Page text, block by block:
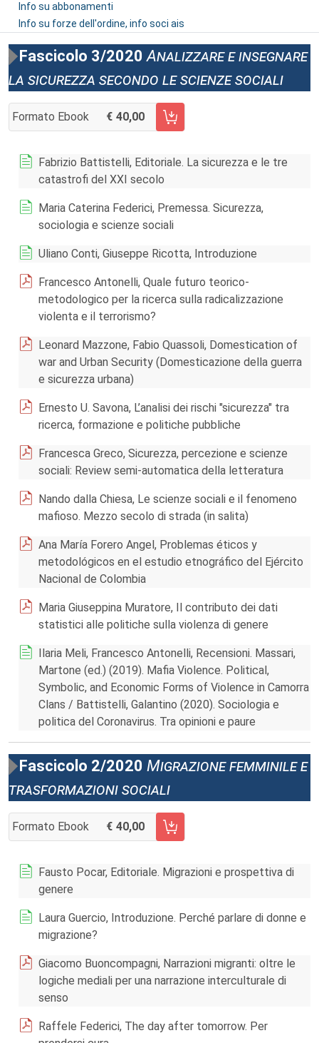
Info su abbonamenti
Info su forze dell'ordine, info soci ais
Fascicolo 3/2020 Analizzare e insegnare
la sicurezza secondo le scienze sociali
Formato Ebook 40,00
AGGIUNGI AL CARRELLO FASCICOLO 3/2020
Fabrizio Battistelli, Editoriale. La sicurezza e le tre
catastrofi del XXI secolo
Maria Caterina Federici, Premessa. Sicurezza,
sociologia e scienze sociali
Uliano Conti, Giuseppe Ricotta, Introduzione
Francesco Antonelli, Quale futuro teorico-
metodologico per la ricerca sulla radicalizzazione
violenta e il terrorismo?
Leonard Mazzone, Fabio Quassoli, Domestication of
war and Urban Security (Domesticazione della guerra
e sicurezza urbana)
Ernesto U. Savona, L’analisi dei rischi "sicurezza" tra
ricerca, formazione e politiche pubbliche
Francesca Greco, Sicurezza, percezione e scienze
sociali: Review semi-automatica della letteratura
Nando dalla Chiesa, Le scienze sociali e il fenomeno
mafioso. Mezzo secolo di strada (in salita)
Ana María Forero Angel, Problemas éticos y
metodológicos en el estudio etnográfico del Ejército
Nacional de Colombia
Maria Giuseppina Muratore, Il contributo dei dati
statistici alle politiche sulla violenza di genere
Ilaria Meli, Francesco Antonelli, Recensioni. Massari,
Martone (ed.) (2019). Mafia Violence. Political,
Symbolic, and Economic Forms of Violence in Camorra
Clans / Battistelli, Galantino (2020). Sociologia e
politica del Coronavirus. Tra opinioni e paure
Fascicolo 2/2020 Migrazione femminile e
trasformazioni sociali
Formato Ebook 40,00
AGGIUNGI AL CARRELLO FASCICOLO 2/2020
Fausto Pocar, Editoriale. Migrazioni e prospettiva di
genere
Laura Guercio, Introduzione. Perché parlare di donne e
migrazione?
Giacomo Buoncompagni, Narrazioni migranti: oltre le
logiche mediali per una narrazione interculturale di
senso
Raffele Federici, The day after tomorrow. Per